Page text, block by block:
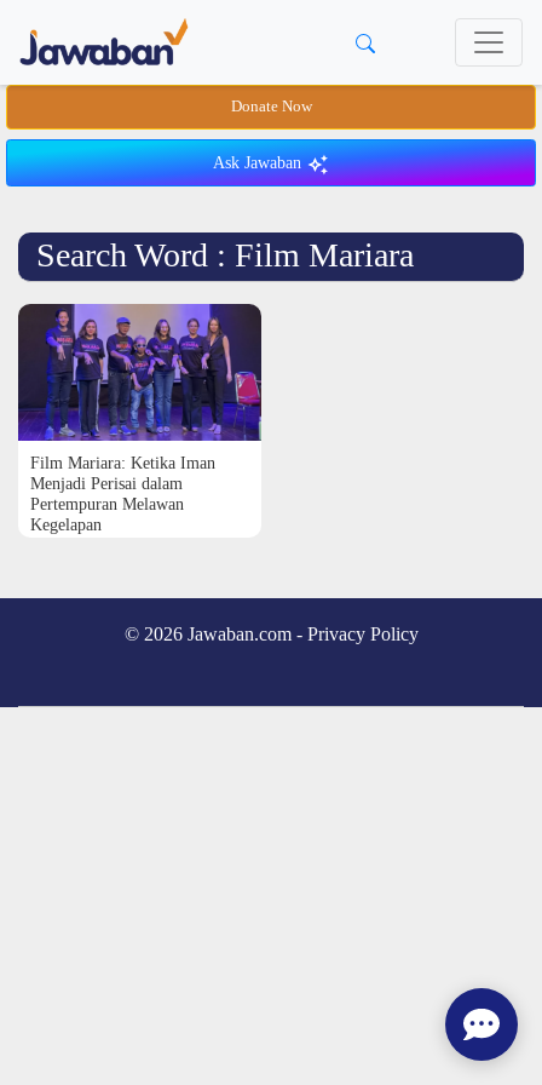
Donate Now
Ask Jawaban
Search Word : Film Mariara
Film Mariara: Ketika Iman
Menjadi Perisai dalam
Pertempuran Melawan
Kegelapan
© 2026 Jawaban.com - Privacy Policy